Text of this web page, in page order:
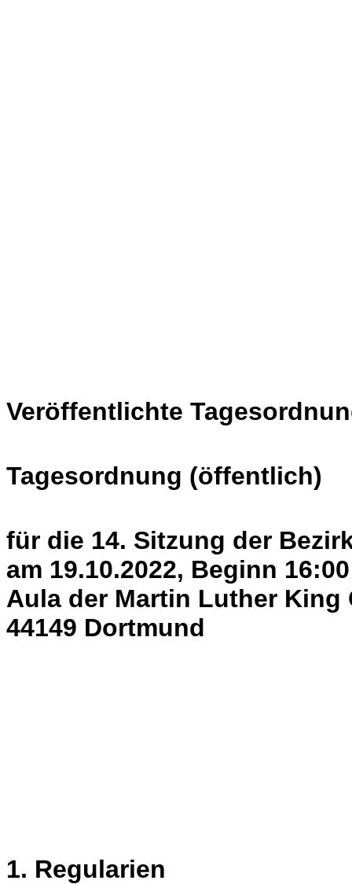
Veröffentlichte
Tagesordnung (öffentlich)
für die 14. Sitzung der
am 19.10.2022, Beginn
Aula der Martin Luther King
44149 Dortmund
1. Regularien